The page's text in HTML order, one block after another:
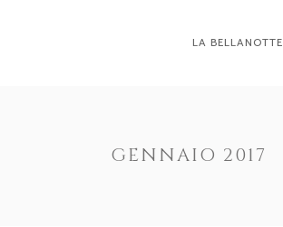
LA BELLANOTTE
GENNAIO 2017